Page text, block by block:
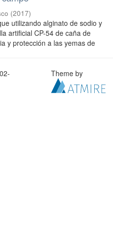
(2017)
utilizando alginato de sodio y
artificial CP-54 de caña de
y protección a las yemas de
Theme by